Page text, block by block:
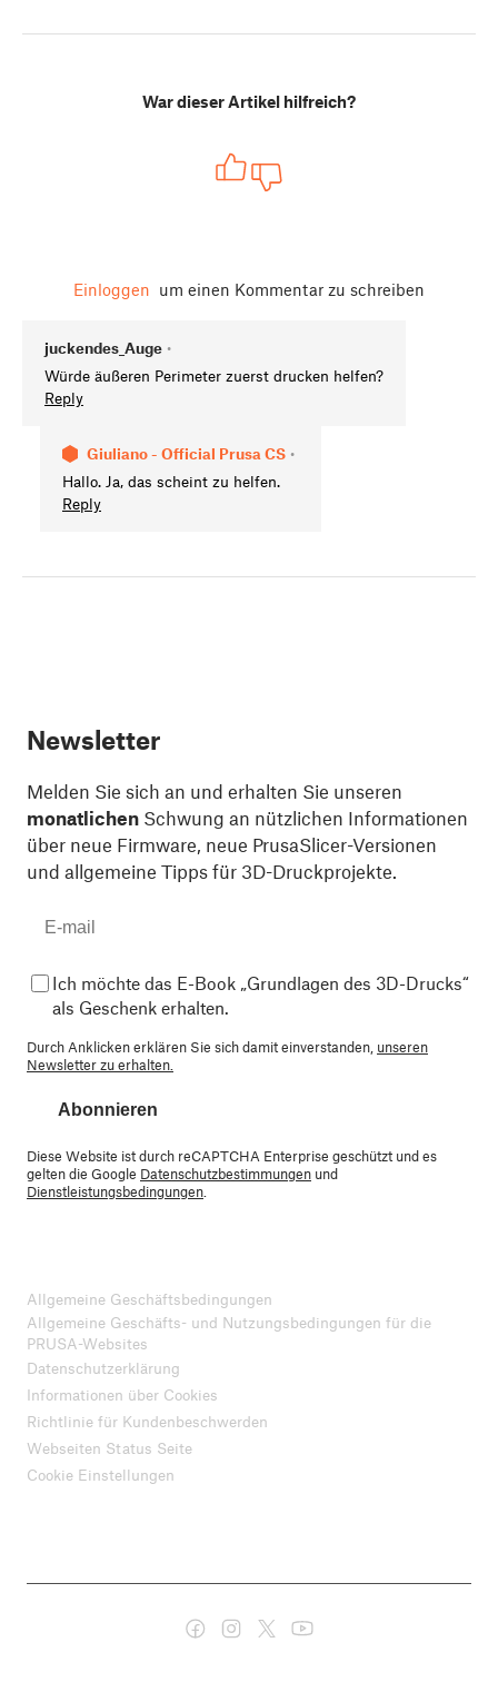
War dieser Artikel hilfreich?
Einloggen um einen Kommentar zu schreiben
juckendes_Auge •
Würde äußeren Perimeter zuerst drucken helfen?
Reply
Giuliano - Official Prusa CS •
Hallo. Ja, das scheint zu helfen.
Reply
Newsletter
Melden Sie sich an und erhalten Sie unseren
monatlichen Schwung an nützlichen Informationen
über neue Firmware, neue PrusaSlicer-Versionen
und allgemeine Tipps für 3D-Druckprojekte.
Ich möchte das E-Book „Grundlagen des 3D-Drucks“
als Geschenk erhalten.
Durch Anklicken erklären Sie sich damit einverstanden, unseren
Newsletter zu erhalten.
Abonnieren
Diese Website ist durch reCAPTCHA Enterprise geschützt und es
gelten die Google Datenschutzbestimmungen und
Dienstleistungsbedingungen
Allgemeine Geschäftsbedingungen
Allgemeine Geschäfts- und Nutzungsbedingungen für die
PRUSA-Websites
Datenschutzerklärung
Informationen über Cookies
Richtlinie für Kundenbeschwerden
Webseiten Status Seite
Cookie Einstellungen